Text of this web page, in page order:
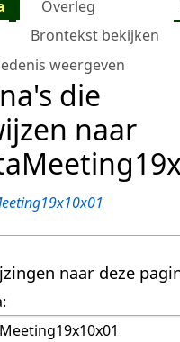
Overleg
Brontekst bekijken
weergeven
die
naar
naar deze